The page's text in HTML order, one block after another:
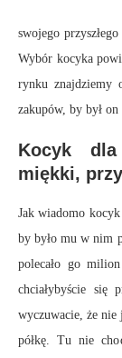
swojego
Wybór kocyka
rynku znajdziemy
zakupów, by był on
Kocyk
miękki,
Jak wiadomo
by było mu w nim
polecało go
chciałybyście się
wyczuwacie, że nie
półkę. Tu nie